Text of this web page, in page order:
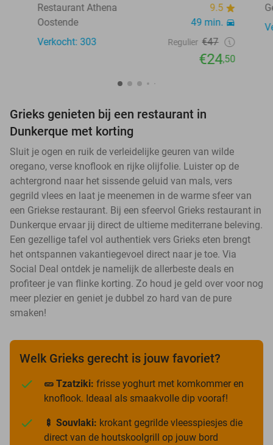
Restaurant Athena
9.5
Oostende
49 min.
Verkocht: 303
Regulier €47
€24,50
Grieks genieten bij een restaurant in
Dunkerque met korting
Sluit je ogen en ruik de verleidelijke geuren van wilde
oregano, verse knoflook en rijke olijfolie. Luister op de
achtergrond naar het sissende geluid van mals, vers
gegrild vlees en laat je meenemen in de warme sfeer van
een Griekse restaurant. Bij een sfeervol Grieks restaurant in
Dunkerque ervaar jij direct de ultieme mediterrane beleving.
Een gezellige tafel vol authentiek vers Grieks eten brengt
het ontspannen vakantiegevoel direct naar je toe. Via
Social Deal ontdek je namelijk de allerbeste deals en
profiteer je van flinke korting. Zo houd je geld over voor nog
meer plezier en geniet je dubbel zo hard van de pure
smaken!
Welk Grieks gerecht is jouw favoriet?
🥒 Tzatziki: frisse yoghurt met komkommer en
knoflook. Ideaal als smaakvolle dip vooraf!
🍢 Souvlaki: krokant gegrilde vleesspiesjes die
direct van de houtskoolgrill op jouw bord